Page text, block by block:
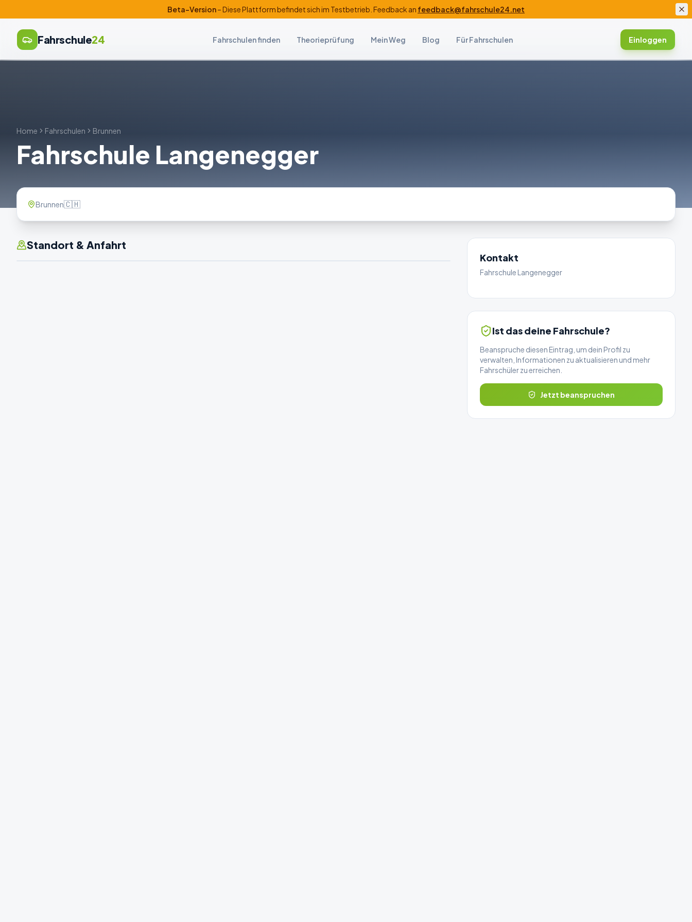
Beta-Version– Diese Plattform befindet sich im Testbetrieb. Feedback an feedback@fahrschule24.net
Fahrschule24 Fahrschulen finden Theorieprüfung Mein Weg Blog Für Fahrschulen Einloggen
Home Fahrschulen Brunnen
Fahrschule Langenegger
Brunnen🇨🇭
Standort & Anfahrt
Kontakt
Fahrschule Langenegger
Ist das deine Fahrschule?
Beanspruche diesen Eintrag, um dein Profil zu
verwalten, Informationen zu aktualisieren und mehr
Fahrschüler zu erreichen.
Jetzt beanspruchen